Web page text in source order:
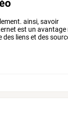
ainsi, savoir
est un avantage
des lienset des